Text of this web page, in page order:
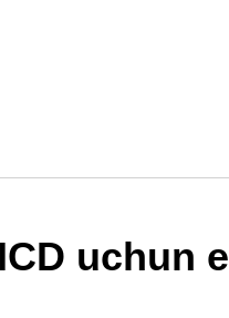
uchun